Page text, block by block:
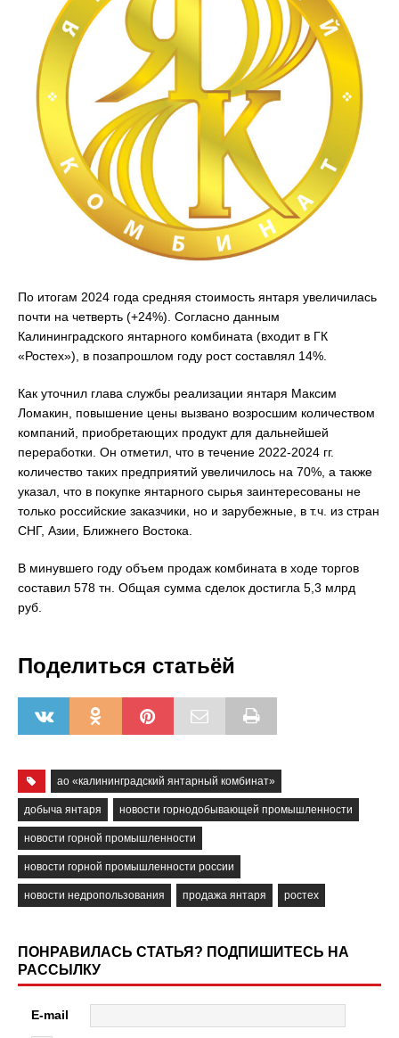
По итогам 2024 года средняя стоимость янтаря увеличилась
почти на четверть (+24%). Согласно данным
Калининградского янтарного комбината (входит в ГК
«Ростех»), в позапрошлом году рост составлял 14%.
Как уточнил глава службы реализации янтаря Максим
Ломакин, повышение цены вызвано возросшим количеством
компаний, приобретающих продукт для дальнейшей
переработки. Он отметил, что в течение 2022-2024 гг.
количество таких предприятий увеличилось на 70%, а также
указал, что в покупке янтарного сырья заинтересованы не
только российские заказчики, но и зарубежные, в т.ч. из стран
СНГ, Азии, Ближнего Востока.
В минувшего году объем продаж комбината в ходе торгов
составил 578 тн. Общая сумма сделок достигла 5,3 млрд
руб.
Поделиться статьёй
ао «калининградский янтарный комбинат»
добыча янтаря новости горнодобывающей промышленности
новости горной промышленности
новости горной промышленности россии
новости недропользования продажа янтаря ростех
ПОНРАВИЛАСЬ СТАТЬЯ? ПОДПИШИТЕСЬ НА
РАССЫЛКУ
E-mail